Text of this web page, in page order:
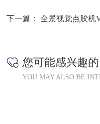
下一篇：全景视觉点胶机
您可能感兴趣的
YOU MAY ALSO BE